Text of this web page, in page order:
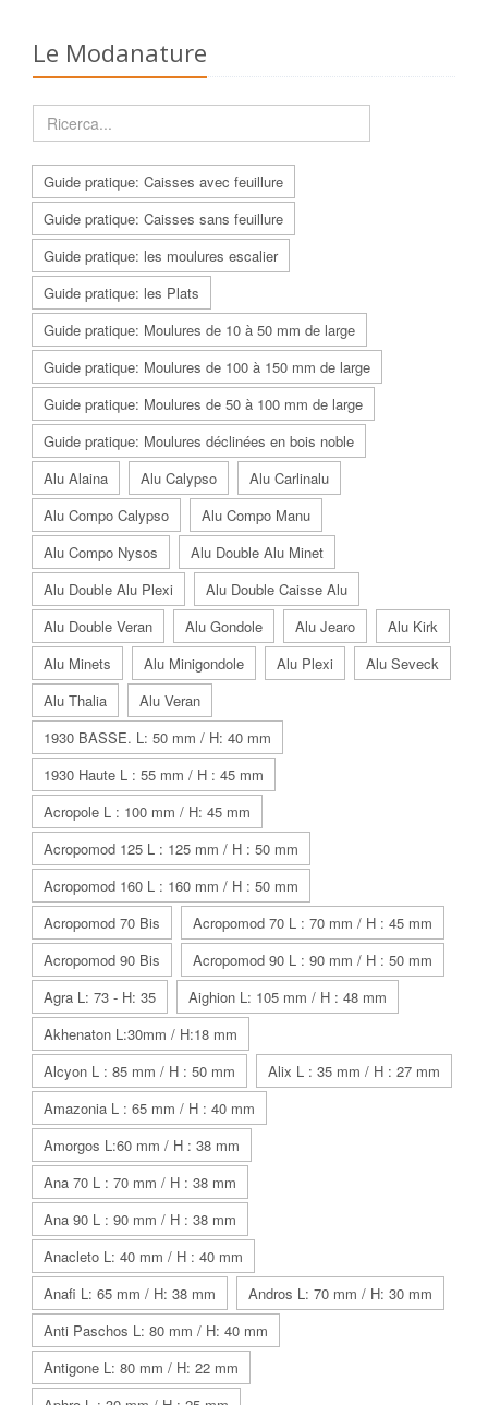
Le Modanature
Guide pratique: Caisses avec feuillure
Guide pratique: Caisses sans feuillure
Guide pratique: les moulures escalier
Guide pratique: les Plats
Guide pratique: Moulures de 10 à 50 mm de large
Guide pratique: Moulures de 100 à 150 mm de large
Guide pratique: Moulures de 50 à 100 mm de large
Guide pratique: Moulures déclinées en bois noble
Alu Alaina
Alu Calypso
Alu Carlinalu
Alu Compo Calypso
Alu Compo Manu
Alu Compo Nysos
Alu Double Alu Minet
Alu Double Alu Plexi
Alu Double Caisse Alu
Alu Double Veran
Alu Gondole Alu Jearo
Alu Kirk
Alu Minets
Alu Minigondole Alu Plexi
Alu Seveck
Alu Thalia
Alu Veran
1930 BASSE. L: 50 mm / H: 40 mm
1930 Haute L : 55 mm / H : 45 mm
Acropole L : 100 mm / H: 45 mm
Acropomod 125 L : 125 mm / H : 50 mm
Acropomod 160 L : 160 mm / H : 50 mm
Acropomod 70 Bis
Acropomod 70 L : 70 mm / H : 45 mm
Acropomod 90 Bis
Acropomod 90 L : 90 mm / H : 50 mm
Agra L: 73 - H: 35
Aighion L: 105 mm / H : 48 mm
Akhenaton L:30mm / H:18 mm
Alcyon L : 85 mm / H : 50 mm
Alix L : 35 mm / H : 27 mm
Amazonia L : 65 mm / H : 40 mm
Amorgos L:60 mm / H : 38 mm
Ana 70 L : 70 mm / H : 38 mm
Ana 90 L : 90 mm / H : 38 mm
Anacleto L: 40 mm / H : 40 mm
Anafi L: 65 mm / H: 38 mm
Andros L: 70 mm / H: 30 mm
Anti Paschos L: 80 mm / H: 40 mm
Antigone L: 80 mm / H: 22 mm